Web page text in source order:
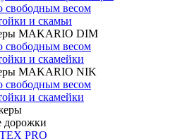
свободным весом
и скамьи
MAKARIO DIM
свободным весом
и скамейки
MAKARIO NIK
свободным весом
и скамейки
дорожки
PRO